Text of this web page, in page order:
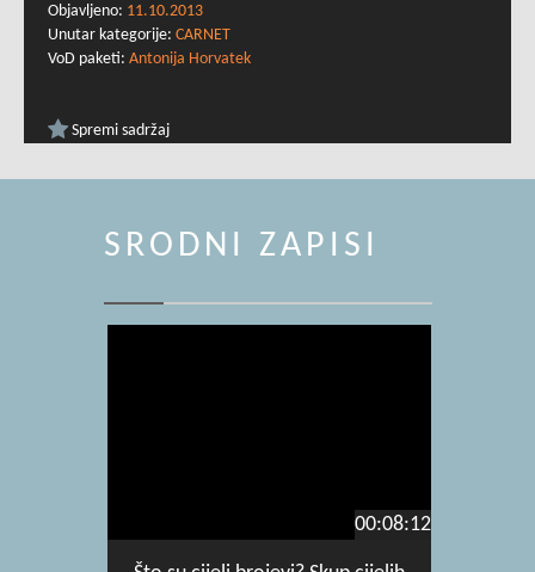
Objavljeno: 11.10.2013
Unutar kategorije: CARNET
VoD paketi: Antonija Horvatek
Spremi sadržaj
SRODNI ZAPISI
00:08:12